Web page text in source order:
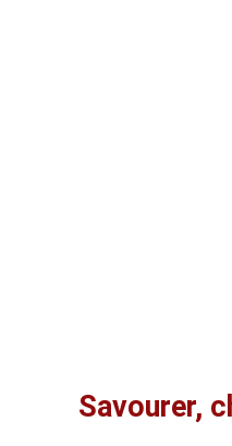
Savourer,